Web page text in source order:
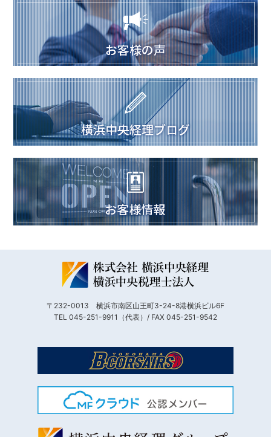
〒232-0013 横浜市南区山王町3-24-8港横浜ビル6F
TEL 045-251-9911（代表）/ FAX 045-251-9542